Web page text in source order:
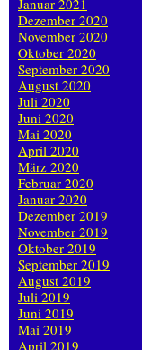
Januar 2021
Dezember 2020
November 2020
Oktober 2020
September 2020
August 2020
Juli 2020
Juni 2020
Mai 2020
April 2020
März 2020
Februar 2020
Januar 2020
Dezember 2019
November 2019
Oktober 2019
September 2019
August 2019
Juli 2019
Juni 2019
Mai 2019
April 2019